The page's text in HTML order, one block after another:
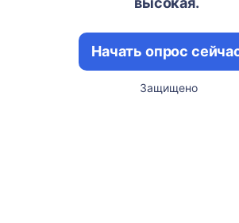
Начать опрос
Защищено